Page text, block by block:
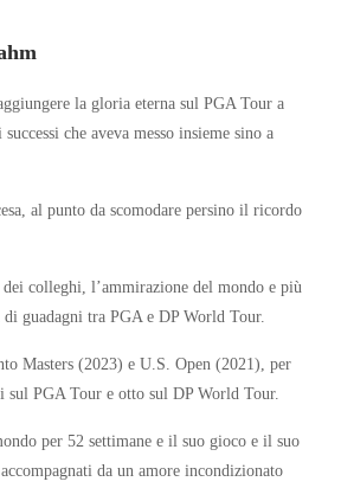
la gloria eterna sul PGA Tour a
che aveva messo insieme sino a
al punto da scomodare persino il ricordo
colleghi, l’ammirazione del mondo e più
guadagni tra PGA e DP World Tour.
Masters (2023) e U.S. Open (2021), per
PGA Tour e otto sul DP World Tour.
per 52 settimane e il suo gioco e il suo
da un amore incondizionato